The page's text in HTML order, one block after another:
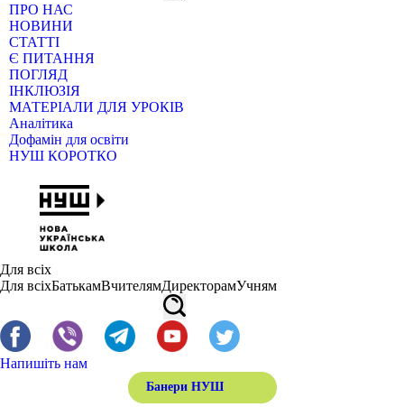
ПРО НАС
НОВИНИ
СТАТТІ
Є ПИТАННЯ
ПОГЛЯД
ІНКЛЮЗІЯ
МАТЕРІАЛИ ДЛЯ УРОКІВ
Аналітика
Дофамін для освіти
НУШ КОРОТКО
Для всіх
Для всіхБатькамВчителямДиректорамУчням
Напишіть нам
Банери НУШ